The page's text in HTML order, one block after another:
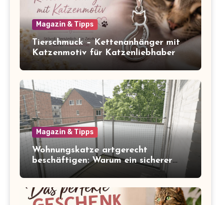
Magazin & Tipps
Tierschmuck – Kettenanhänger mit
Katzenmotiv für Katzenliebhaber
Magazin & Tipps
Wohnungskatze artgerecht
beschäftigen: Warum ein sicherer
Balkon zum Freigang dazugehört